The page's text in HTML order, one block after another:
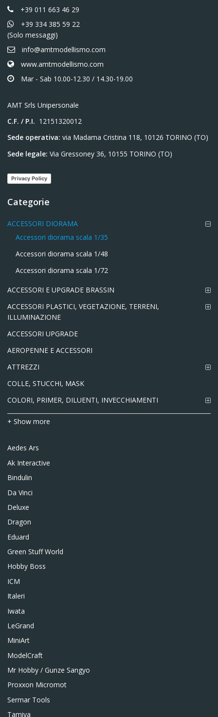
+39 011 663 46 29
+39 334 385 59 22
(Solo messaggi)
info@amtmodellismo.com
www.amtmodellismo.com
Mar - Sab 10.00-12.30 / 14.30-19.00
AMT Srls Unipersonale
C.F. / P.I. 12151320012
Sede operativa: via Madama Cristina 118, 10126 TORINO (TO)
Sede legale: Via Gressoney 36, 10155 TORINO (TO)
Privacy Policy
Categorie
ACCESSORI DIORAMA
Accessori diorama scala 1/35
Accessori diorama scala 1/48
Accessori diorama scala 1/72
ACCESSORI E UPGRADE BRASSIN
ACCESSORI PLASTICI, VEGETAZIONE, TERRENI,
ILLUMINAZIONE
ACCESSORI UPGRADE
AEROPENNE E ACCESSORI
ATTREZZI
COLLE, STUCCHI, MASK
COLORI, PRIMER, DILUENTI, INVECCHIAMENTI
+ Show more
Aedes Ars
Ak Interactive
Bindulin
Da Vinci
Deluxe
Dragon
Eduard
Green Stuff World
Hobby Boss
ICM
Italeri
Iwata
LeGrand
MiniArt
ModelCraft
Mr Hobby / Gunze Sangyo
Proxxon Micromot
Sermar Tools
Tamiya